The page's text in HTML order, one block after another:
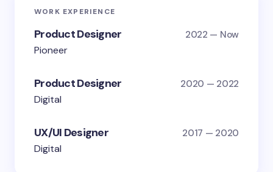
WORK EXPERIENCE
Product Designer 2022 — Now
Pioneer
Product Designer 2020 — 2022
Digital
UX/UI Designer 2017 — 2020
Digital